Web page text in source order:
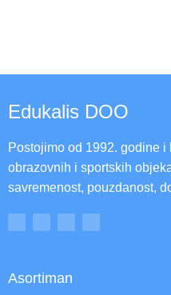
Edukalis DOO
Postojimo od 1992. godine
obrazovnih i sportskih
savremenost, pouzdanost,
Asortiman